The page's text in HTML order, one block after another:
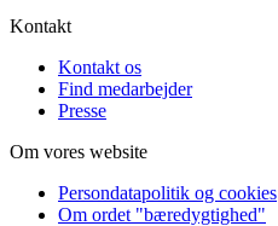
Kontakt
Kontakt os
Find medarbejder
Presse
Om vores website
Persondatapolitik og cookies
Om ordet "bæredygtighed"